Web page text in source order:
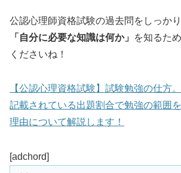
公認心理師資格試験の過去問をしっか
「自分に必要な知識は何か」
を知るた
くださいね！
【公認心理資格試験】試験勉強の仕方
記載されている出題割合で勉強の範囲
理由について解説します！
[adchord]